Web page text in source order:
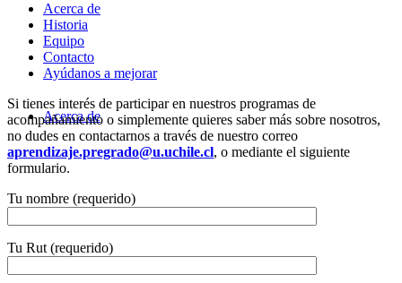
Acerca de
Acerca de
Historia
Equipo
Contacto
Ayúdanos a mejorar
Si tienes interés de participar en nuestros programas de
acompañamiento o simplemente quieres saber más sobre nosotros,
no dudes en contactarnos a través de nuestro correo
aprendizaje.pregrado@u.uchile.cl, o mediante el siguiente
formulario.
Tu nombre (requerido)
Tu Rut (requerido)